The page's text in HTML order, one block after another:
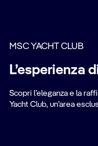
MSC YACHT CLUB
L’esperienza
Scopri l’eleganza e la
Yacht Club, un’area
Aree
Lounge,